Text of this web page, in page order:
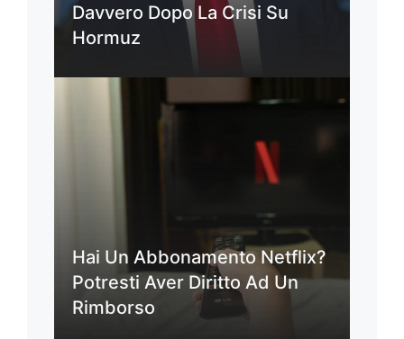
Davvero Dopo La Crisi Su
Hormuz
Hai Un Abbonamento Netflix?
Potresti Aver Diritto Ad Un
Rimborso